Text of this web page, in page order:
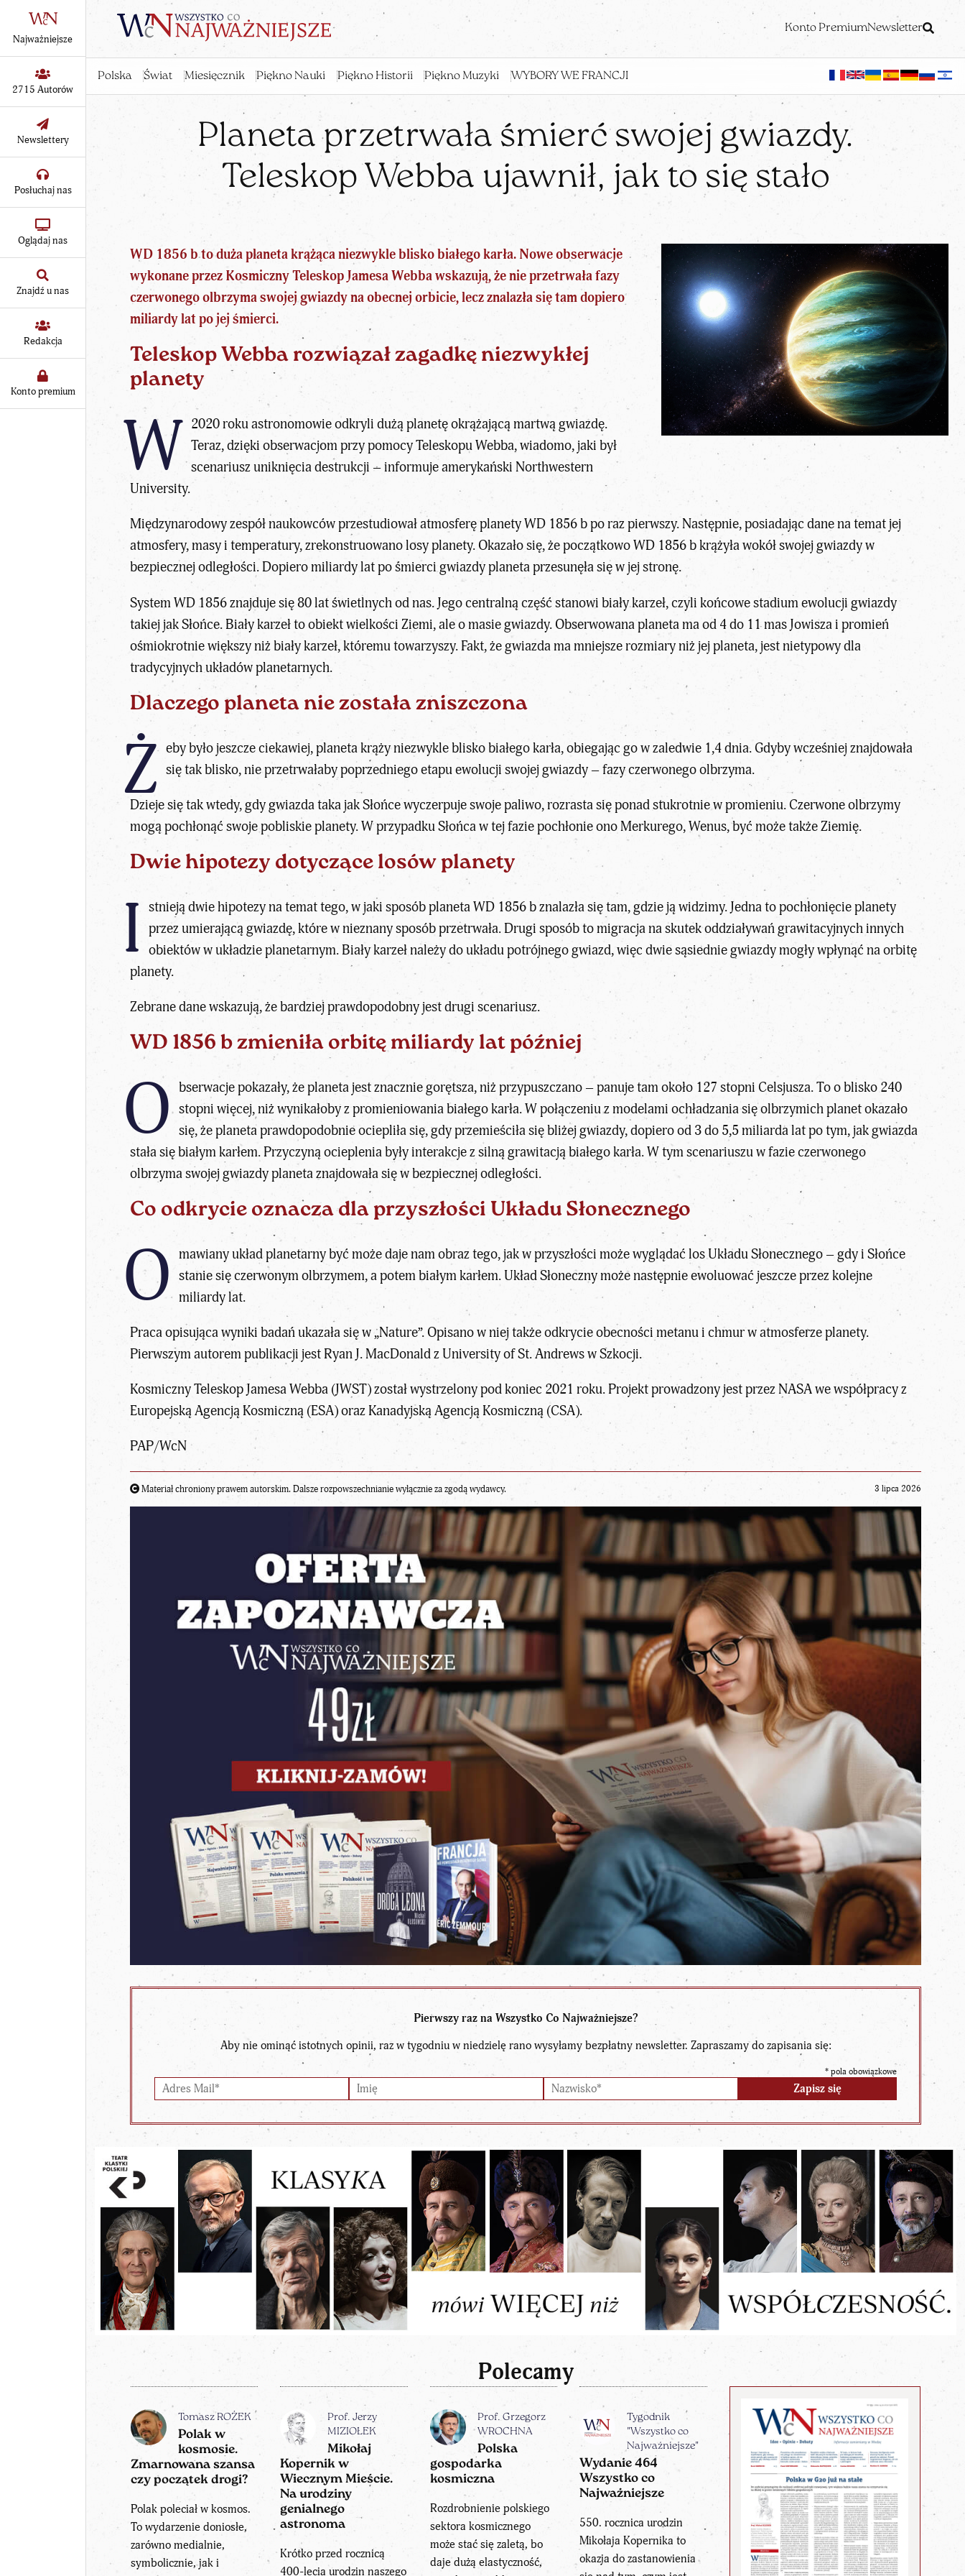
Konto PremiumNewsletter
Polska Świat Miesięcznik Piękno Nauki Piękno Historii Piękno Muzyki WYBORY WE FRANCJI
Najważniejsze
2715 Autorów
Newslettery
Posłuchaj nas
Oglądaj nas
Znajdź u nas
Redakcja
Konto premium
Planeta przetrwała śmierć swojej gwiazdy.
Teleskop Webba ujawnił, jak to się stało
WD 1856 b to duża planeta krążąca niezwykle blisko białego karła. Nowe obserwacje
wykonane przez Kosmiczny Teleskop Jamesa Webba wskazują, że nie przetrwałafazy
czerwonego olbrzyma swojej gwiazdyna obecnej orbicie, lecz znalazła się tam dopiero
miliardy lat po jej śmierci.
Teleskop Webba rozwiązał zagadkę niezwykłej
planety
W 2020 roku astronomowie odkryli dużą planetęokrążającą martwą gwiazdę.
Teraz, dzięki obserwacjom przy pomocy Teleskopu Webba, wiadomo, jaki był
scenariusz uniknięcia destrukcji – informuje amerykański Northwestern
University.
Międzynarodowy zespół naukowców przestudiowałatmosferę planetyWD 1856 b po raz pierwszy. Następnie, posiadając dane na temat jej
atmosfery, masy i temperatury, zrekonstruowano losy planety. Okazało się, że początkowo WD 1856 b krążyła wokół swojej gwiazdy w
bezpiecznej odległości. Dopiero miliardy lat po śmierci gwiazdy planeta przesunęła się w jej stronę.
System WD 1856 znajduje się 80 lat świetlnych od nas. Jego centralną część stanowi biały karzeł, czyli końcowe stadium ewolucji gwiazdy
takiej jak Słońce. Biały karzeł to obiekt wielkości Ziemi, ale o masie gwiazdy. Obserwowana planeta ma od 4 do 11 mas Jowisza i promień
ośmiokrotnie większy niż biały karzeł, któremu towarzyszy. Fakt, że gwiazda ma mniejsze rozmiary niż jej planeta, jest nietypowy dla
tradycyjnych układów planetarnych.
Dlaczego planeta nie została zniszczona
Ż eby było jeszcze ciekawiej, planeta krąży niezwykle bliskobiałego karła, obiegając go w zaledwie 1,4 dnia. Gdyby wcześniej znajdowała
się tak blisko, nie przetrwałaby poprzedniego etapu ewolucji swojej gwiazdy – fazy czerwonego olbrzyma.
Dzieje się tak wtedy, gdy gwiazda taka jak Słońce wyczerpuje swoje paliwo, rozrasta się ponad stukrotnie w promieniu. Czerwone olbrzymy
mogą pochłonąć swoje pobliskie planety. W przypadku Słońca w tej fazie pochłonie ono Merkurego, Wenus, być może także Ziemię.
Dwie hipotezy dotyczące losów planety
I stnieją dwie hipotezy na temat tego, w jaki sposóbplanetaWD 1856 b znalazła się tam, gdzie ją widzimy. Jedna to pochłonięcie planety
przez umierającą gwiazdę, które w nieznany sposób przetrwała. Drugi sposób to migracja na skutek oddziaływań grawitacyjnych innych
obiektów w układzie planetarnym. Biały karzeł należy do układu potrójnego gwiazd, więc dwie sąsiednie gwiazdy mogły wpłynąć na orbitę
planety.
Zebrane dane wskazują, że bardziej prawdopodobny jest drugi scenariusz.
WD 1856 b zmieniła orbitę miliardy lat później
O bserwacje pokazały, że planeta jest znacznie gorętsza, niż przypuszczano – panuje tam około 127 stopni Celsjusza. To o blisko 240
stopni więcej, niż wynikałoby z promieniowaniabiałego karła. W połączeniu z modelami ochładzania się olbrzymich planet okazało
się, że planeta prawdopodobnie ociepliła się, gdy przemieściła się bliżej gwiazdy, dopiero od 3 do 5,5 miliarda lat po tym, jak gwiazda
stała się białym karłem. Przyczyną ocieplenia były interakcje z silną grawitacją białego karła. W tym scenariuszu w fazie czerwonego
olbrzyma swojej gwiazdy planeta znajdowała się w bezpiecznej odległości.
Co odkrycie oznacza dla przyszłości Układu Słonecznego
O mawiany układ planetarny być może daje nam obraz tego, jak w przyszłości może wyglądać losUkładu Słonecznego– gdy i Słońce
stanie się czerwonym olbrzymem, a potem białym karłem. Układ Słoneczny może następnie ewoluować jeszcze przez kolejne
miliardy lat.
Praca opisująca wyniki badań ukazała się w „Nature”. Opisano w niej także odkrycie obecności metanu i chmur w atmosferze planety.
Pierwszym autorem publikacji jest Ryan J. MacDonald z University of St. Andrews w Szkocji.
Kosmiczny Teleskop Jamesa Webba (JWST) został wystrzelony pod koniec 2021 roku. Projekt prowadzony jest przez NASA we współpracy z
Europejską Agencją Kosmiczną (ESA) oraz Kanadyjską Agencją Kosmiczną (CSA).
PAP/WcN
Materiał chroniony prawem autorskim. Dalsze rozpowszechnianie wyłącznie za zgodą wydawcy. 3 lipca 2026
Pierwszy raz na Wszystko Co Najważniejsze?
Aby nie ominąć istotnych opinii, raz w tygodniu w niedzielę rano wysyłamy bezpłatny newsletter. Zapraszamy do zapisania się:
*pola obowiązkowe
Polecamy
Tomasz ROŻEK
Polak w
kosmosie.
Zmarnowana szansa
czy początek drogi?
Polak poleciał w kosmos.
To wydarzenie doniosłe,
zarówno medialnie,
symbolicznie, jak i
Prof. Jerzy
MIZIOŁEK
Mikołaj
Kopernik w
Wiecznym Mieście.
Na urodziny
genialnego
astronoma
Krótko przed rocznicą
400-lecia urodzin naszego
Prof. Grzegorz
WROCHNA
Polska
gospodarka
kosmiczna
Rozdrobnienie polskiego
sektora kosmicznego
może stać się zaletą, bo
daje dużą elastyczność,
Tygodnik
"Wszystko co
Najważniejsze"
Wydanie 464
Wszystko co
Najważniejsze
550. rocznica urodzin
Mikołaja Kopernika to
okazja do zastanowienia